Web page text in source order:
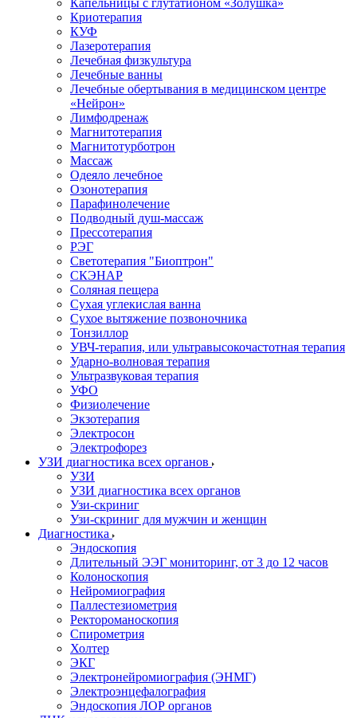
Капельницы с глутатионом «Золушка»
Криотерапия
КУФ
Лазеротерапия
Лечебная физкультура
Лечебные ванны
Лечебные обертывания в медицинском центре
«Нейрон»
Лимфодренаж
Магнитотерапия
Магнитотурботрон
Массаж
Одеяло лечебное
Озонотерапия
Парафинолечение
Подводный душ-массаж
Прессотерапия
РЭГ
Светотерапия "Биоптрон"
СКЭНАР
Соляная пещера
Сухая углекислая ванна
Сухое вытяжение позвоночника
Тонзиллор
УВЧ-терапия, или ультравысокочастотная терапия
Ударно-волновая терапия
Ультразвуковая терапия
УФО
Физиолечение
Экзотерапия
Электросон
Электрофорез
УЗИ диагностика всех органов
УЗИ
УЗИ диагностика всех органов
Узи-скриниг
Узи-скриниг для мужчин и женщин
Диагностика
Эндоскопия
Длительный ЭЭГ мониторинг, от 3 до 12 часов
Колоноскопия
Нейромиография
Паллестезиометрия
Ректороманоскопия
Спирометрия
Холтер
ЭКГ
Электронейромиография (ЭНМГ)
Электроэнцефалография
Эндоскопия ЛОР органов